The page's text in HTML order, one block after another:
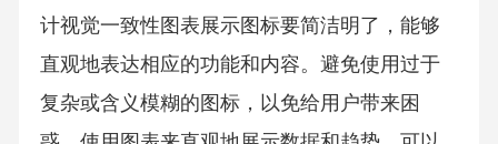
计视觉一致性图表展示图标要简洁明了，能够
直观地表达相应的功能和内容。避免使用过于
复杂或含义模糊的图标，以免给用户带来困